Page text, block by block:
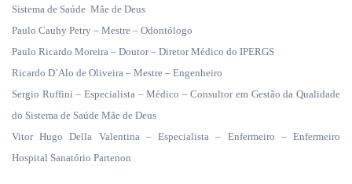
Sistema de Saúde Mãe de Deus
Paulo Cauhy Petry – Mestre – Odontólogo
Paulo Ricardo Moreira – Doutor – Diretor Médico do IPERGS
Ricardo D´Alo de Oliveira – Mestre – Engenheiro
Sergio Ruffini – Especialista – Médico – Consultor em Gestão da Qualidade
do Sistema de Saúde Mãe de Deus
Vitor Hugo Della Valentina – Especialista – Enfermeiro – Enfermeiro
Hospital Sanatório Partenon